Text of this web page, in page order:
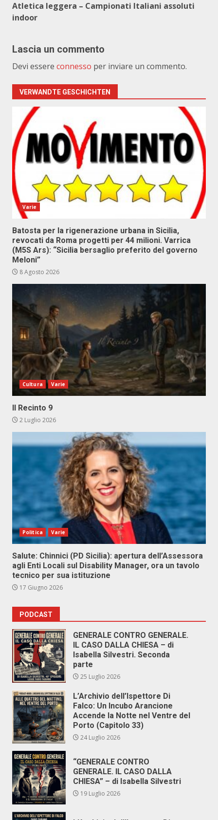
Atletica leggera – Campionati Italiani assoluti
indoor
Lascia un commento
Devi essere connesso per inviare un commento.
VERWANDTE GESCHICHTEN
Varie
Batosta per la rigenerazione urbana in Sicilia,
revocati da Roma progetti per 44 milioni. Varrica
(M5S Ars): “Sicilia bersaglio preferito del governo
Meloni”
8 Agosto 2026
Cultura Varie
Il Recinto 9
2 Luglio 2026
Politica Varie
Salute: Chinnici (PD Sicilia): apertura dell’Assessora
agli Enti Locali sul Disability Manager, ora un tavolo
tecnico per sua istituzione
17 Giugno 2026
PODCAST
GENERALE CONTRO GENERALE.
IL CASO DALLA CHIESA – di
Isabella Silvestri. Seconda
parte
25 Luglio 2026
L’Archivio dell’Ispettore Di
Falco: Un Incubo Arancione
Accende la Notte nel Ventre del
Porto (Capitolo 33)
24 Luglio 2026
“GENERALE CONTRO
GENERALE. IL CASO DALLA
CHIESA” – di Isabella Silvestri
19 Luglio 2026